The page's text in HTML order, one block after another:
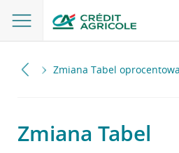
2015 Zmiana Tabel
Zmiana Tabel